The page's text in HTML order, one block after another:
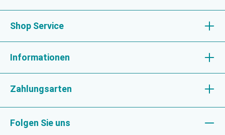
Shop Service
Informationen
Zahlungsarten
Folgen Sie uns